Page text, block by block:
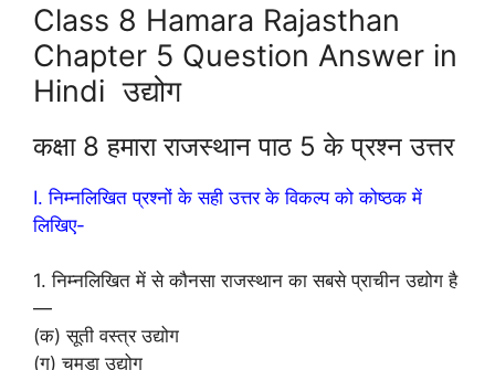
Class 8 Hamara Rajasthan
Chapter 5 Question Answer in
Hindi उद्योग
कक्षा 8 हमारा राजस्थान पाठ 5 के प्रश्न उत्तर
I. निम्नलिखित प्रश्नों के सही उत्तर के विकल्प को कोष्ठक में
लिखिए-
1. निम्नलिखित में से कौनसा राजस्थान का सबसे प्राचीन उद्योग है
—
(क) सूती वस्त्र उद्योग
(ग) चमड़ा उद्योग